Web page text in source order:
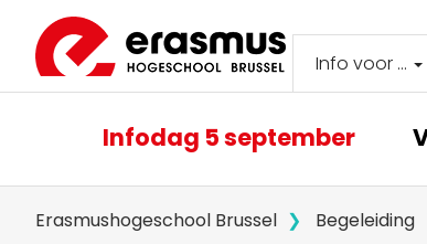
Overslaan
naar
Info voor ...
Main
navigation
Infodag 5 september
Erasmushogeschool Brussel Begeleiding